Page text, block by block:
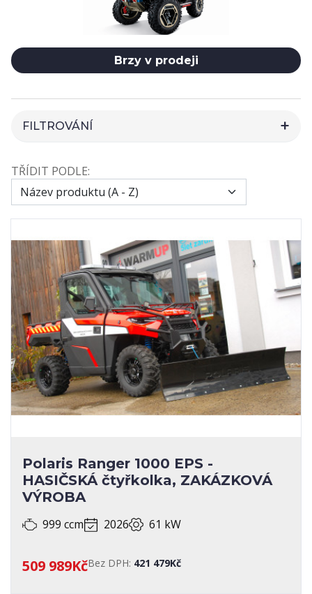
Brzy v prodeji
FILTROVÁNÍ
CENA
VÝROBCI
79BIKE 2
CFMOTO 103
GOES 6
Jawa
Kayo
Kentoya 11
Kymco 2
Morbidelli 13
Polaris
Royal Enfield
ABS
MOŽNOST PRODEJE NA SPLÁTKY
TŘÍDIT PODLE:
Polaris Ranger 1000 EPS -
HASIČSKÁ čtyřkolka, ZAKÁZKOVÁ
VÝROBA
999 ccm 2026 61 kW
509 989KčBez DPH: 421 479Kč